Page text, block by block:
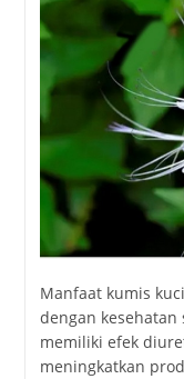
Manfaat kumis
dengan
memiliki efek
meningkatkan